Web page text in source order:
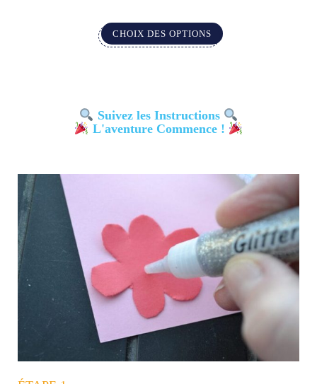
CHOIX DES OPTIONS
Suivez les Instructions
L'aventure Commence !